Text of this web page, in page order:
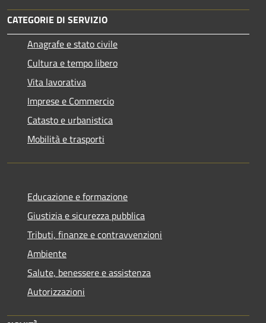
CATEGORIE DI SERVIZIO
Anagrafe e stato civile
Cultura e tempo libero
Vita lavorativa
Imprese e Commercio
Catasto e urbanistica
Mobilità e trasporti
Educazione e formazione
Giustizia e sicurezza pubblica
Tributi, finanze e contravvenzioni
Ambiente
Salute, benessere e assistenza
Autorizzazioni